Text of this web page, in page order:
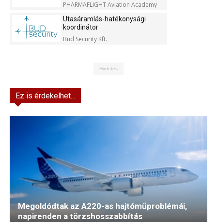
PHARMAFLIGHT Aviation Academy
Kft.
Utasáramlás-hatékonysági
koordinátor
Bud Security Kft.
Hirdetés
Ez is érdekelhet...
Megoldódtak az A220-as hajtóműproblémái,
napirenden a törzshosszabbítás